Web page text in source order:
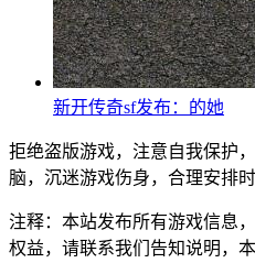
新开传奇sf发布：的她
拒绝盗版游戏，注意自我保护
脑，沉迷游戏伤身，合理安排
注释：本站发布所有游戏信息
权益，请联系我们告知说明，